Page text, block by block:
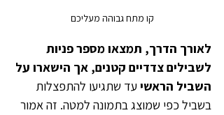
קו מתח גבוהה מעליכם
לאורך הדרך, תמצאו מספר פניות
לשבילים צדדיים קטנים, אך הישארו על
השביל הראשי עד שתגיעו להתפצלות
בשביל כפי שמוצג בתמונה למטה. זה אמור